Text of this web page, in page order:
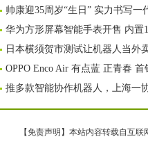
帅康迎35周岁“生日” 实力书写一
华为方形屏幕智能手表开售 内置
日本横须贺市测试让机器人当外
OPPO Enco Air 有点蓝 正青春 首
推多款智能协作机器人，上海一
【免责声明】本站内容转载自互